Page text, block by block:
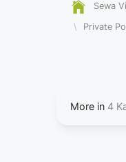
Sewa
\
Private
More in 4